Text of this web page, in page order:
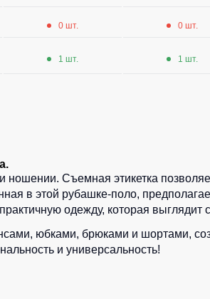
0 шт. 0 шт.
1 шт. 1 шт.
ношении. Съемная этикетка
в этой рубашке-поло,
одежду, которая выглядит
юбками, брюками и шортами,
и универсальность!